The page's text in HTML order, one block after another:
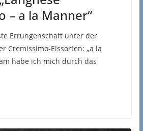
– a la Manner“
Errungenschaft unter der
Cremissimo-Eissorten: „a la
habe ich mich durch das